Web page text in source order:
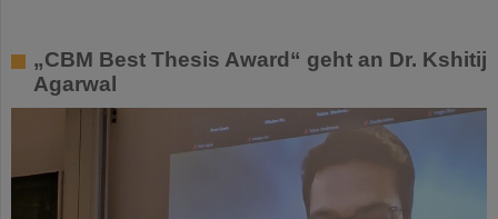
„CBM Best Thesis Award“ geht an Dr. Kshitij
Agarwal